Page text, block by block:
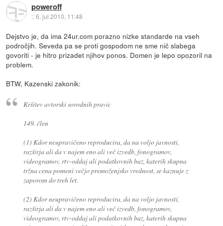
poweroff
::6. jul 2010, 11:48
Dejstvo je, da ima 24ur.com porazno nizke standarde na vseh
področjih. Seveda pa se proti gospodom ne sme nič slabega
govoriti - je hitro prizadet njihov ponos. Domen je lepo opozoril na
problem.
BTW, Kazenski zakonik:
Kršitev avtorski sorodnih pravic
149. člen
(1) Kdor neupravičeno reproducira, da na voljo javnosti,
razširja ali da v najem eno ali več izvedb, fonogramov,
videogramov, rtv-oddaj ali podatkovnih baz, katerih skupna
tržna cena pomeni večjo premoženjsko vrednost, se kaznuje z
zaporom do treh let.
(2) Kdor neupravičeno reproducira, da na voljo javnosti,
razširja ali da v najem eno ali več izvedb, fonogramov,
videogramov, rtv-oddaj ali podatkovnih baz, katerih skupna